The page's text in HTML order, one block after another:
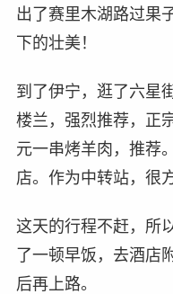
出了赛里木湖路过果
下的壮美！
到了伊宁，逛了六星
楼兰，强烈推荐，正
元一串烤羊肉，推荐
店。作为中转站，很
这天的行程不赶，所
了一顿早饭，去酒店
后再上路。